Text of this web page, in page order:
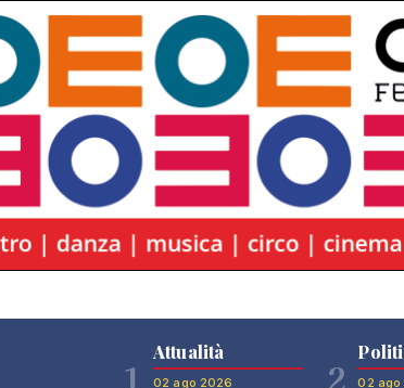
1
Attualità
02 ago 2026 2 02 ago